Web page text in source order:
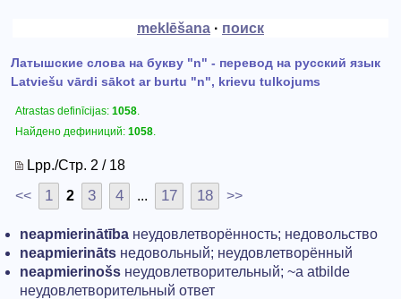
meklēšana · поиск
Латышские слова на букву "n" - перевод на русский язык
Latviešu vārdi sākot ar burtu "n", krievu tulkojums
Atrastas definīcijas: 1058.
Найдено дефиниций: 1058.
Lpp./Стр. 2 / 18
<<
1 2 3 4 ... 17 18 >>
neapmierinātība неудовлетворённость; недовольство
neapmierināts недовольный; неудовлетворённый
neapmierinošs неудовлетворительный; ~а atbilde
неудовлетворительный ответ